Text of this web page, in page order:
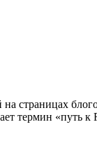
на страницах
термин «путь к